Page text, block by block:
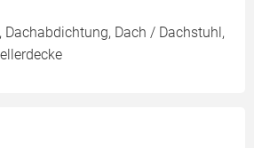
Dachabdichtung, Dach / Dachstuhl,